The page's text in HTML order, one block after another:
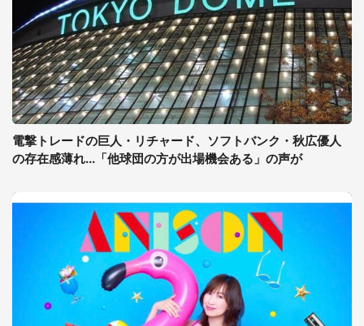
電撃トレードの巨人・リチャード、ソフトバンク・秋広優人
の存在感薄れ...「他球団の方が出場機会ある」の声が